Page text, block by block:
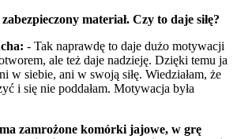
materiał. Czy to daje siłę?
- Tak naprawdę to daje dużo motywacji
ale też daje nadzieję. Dzięki temu ja
w siebie, ani w swoją siłę. Wiedziałam, że
i się nie poddałam. Motywacja była
zamrożone komórki jajowe, w grę